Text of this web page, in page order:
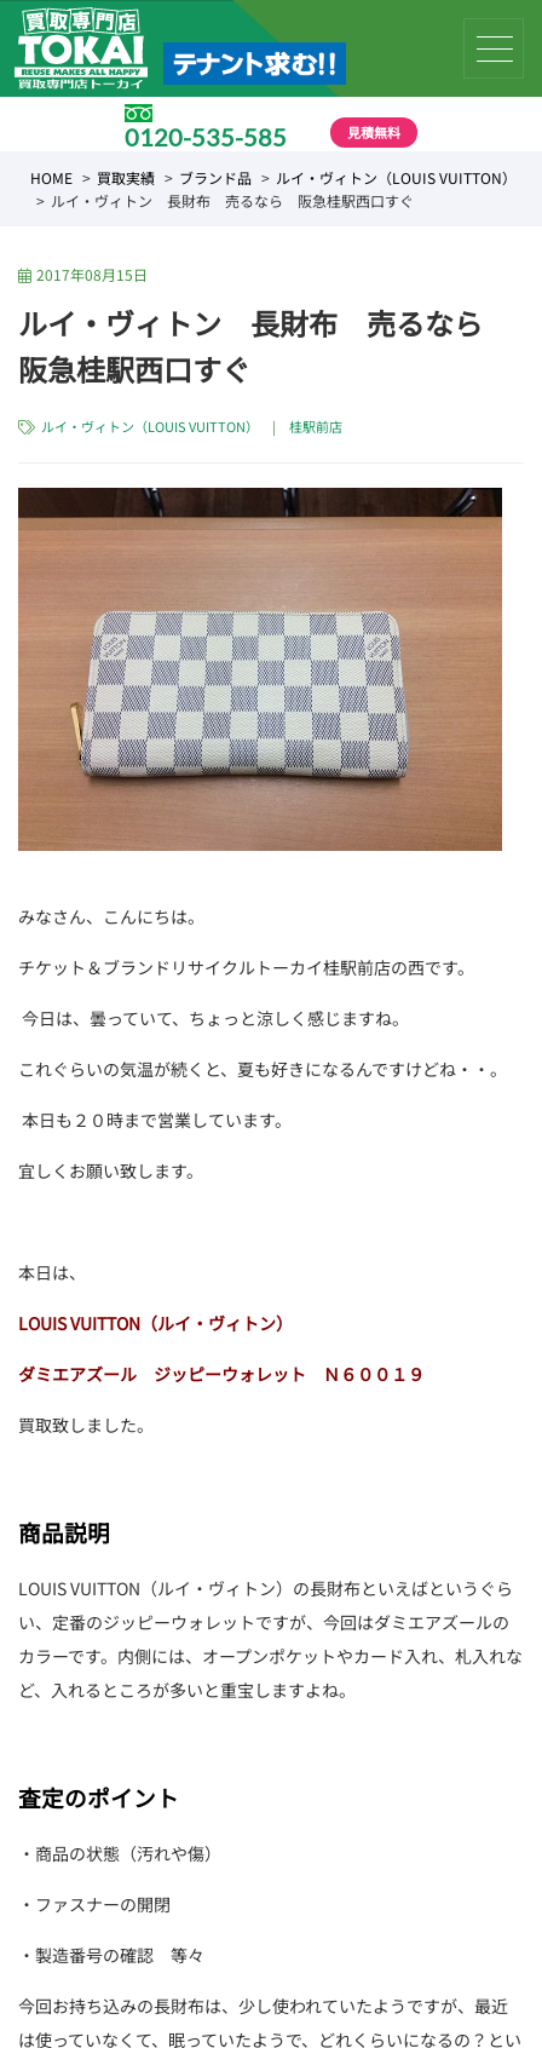
0120-535-585 見積無料
HOME 買取実績 ブランド品
ルイ・ヴィトン（LOUIS VUITTON）
ルイ・ヴィトン 長財布 売るなら 阪急桂駅西口すぐ
2017年08月15日
ルイ・ヴィトン 長財布 売るなら
阪急桂駅西口すぐ
ルイ・ヴィトン（LOUIS VUITTON） |桂駅前店
みなさん、こんにちは。
チケット＆ブランドリサイクルトーカイ桂駅前店の西です。
今日は、曇っていて、ちょっと涼しく感じますね。
これぐらいの気温が続くと、夏も好きになるんですけどね・・。
本日も２０時まで営業しています。
宜しくお願い致します。
本日は、
LOUIS VUITTON（ルイ・ヴィトン）
ダミエアズール ジッピーウォレット Ｎ６００１９
買取致しました。
商品説明
LOUIS VUITTON（ルイ・ヴィトン）の長財布といえばというぐら
い、定番のジッピーウォレットですが、今回はダミエアズールの
カラーです。内側には、オープンポケットやカード入れ、札入れな
ど、入れるところが多いと重宝しますよね。
査定のポイント
・商品の状態（汚れや傷）
・ファスナーの開閉
・製造番号の確認 等々
今回お持ち込みの長財布は、少し使われていたようですが、最近
は使っていなくて、眠っていたようで、どれくらいになるの？とい